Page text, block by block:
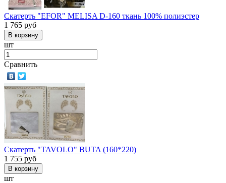
Скатерть "EFOR" MELISA D-160 ткань 100% полиэстер
1 765 руб
шт
Сравнить
Скатерть "TAVOLO" BUTA (160*220)
1 755 руб
шт